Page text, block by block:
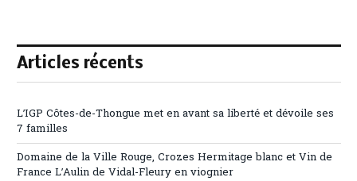
Articles récents
L’IGP Côtes-de-Thongue met en avant sa liberté et dévoile ses
7 familles
Domaine de la Ville Rouge, Crozes Hermitage blanc et Vin de
France L’Aulin de Vidal-Fleury en viognier